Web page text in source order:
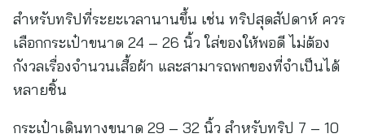
สำหรับทริปที่ระยะเวลานานขึ้น เช่น ทริปสุดสัปดาห์ ควร
เลือกกระเป๋าขนาด 24 – 26 นิ้ว ใส่ของให้พอดี ไม่ต้อง
กังวลเรื่องจำนวนเสื้อผ้า และสามารถพกของที่จำเป็นได้
หลายชิ้น
กระเป๋าเดินทางขนาด 29 – 32 นิ้ว สำหรับทริป 7 – 10